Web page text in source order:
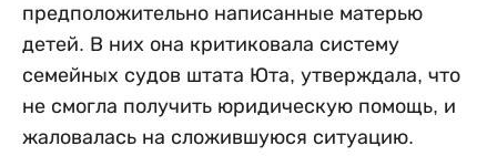
предположительно написанные матерью
детей. В них она критиковала систему
семейных судов штата Юта, утверждала, что
не смогла получить юридическую помощь, и
жаловалась на сложившуюся ситуацию.